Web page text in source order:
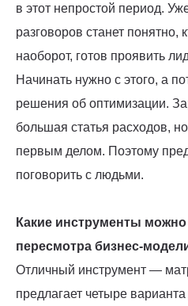
в этот непростой период.
разговоров станет понятно,
наоборот, готов проявить
Начинать нужно с этого, а
решения об оптимизации.
большая статья расходов,
первым делом. Поэтому
поговорить с людьми.
Какие инструменты
пересмотра бизнес-
Отличный инструмент —
предлагает четыре